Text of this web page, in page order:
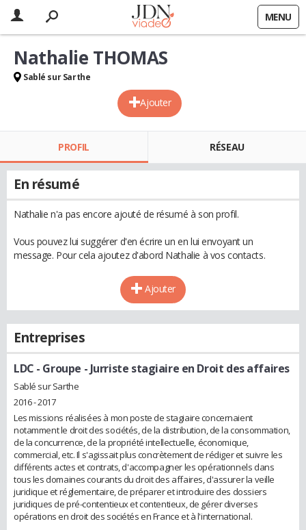
MENU
Ajouter
Nathalie THOMAS
Sablé sur Sarthe
PROFIL RÉSEAU
En résumé
Nathalie n'a pas encore ajouté de résumé à son profil.
Vous pouvez lui suggérer d'en écrire un en lui envoyant un
message. Pour cela ajoutez d'abord Nathalie à vos contacts.
Ajouter
Entreprises
LDC - Groupe - Jurriste stagiaire en Droit des affaires
Sablé sur Sarthe
2016 - 2017
Les missions réalisées à mon poste de stagiaire concernaient
notamment le droit des sociétés, de la distribution, de la consommation,
de la concurrence, de la propriété intellectuelle, économique,
commercial, etc. Il s'agissait plus concrètement de rédiger et suivre les
différents actes et contrats, d'accompagner les opérationnels dans
tous les domaines courants du droit des affaires, d'assurer la veille
juridique et réglementaire, de préparer et introduire des dossiers
juridiques de pré-contentieux et contentieux, de gérer diverses
opérations en droit des sociétés en France et à l'international.